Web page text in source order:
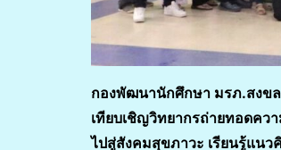
กองพัฒนานักศึกษา มรภ.สงข
เทียบเชิญวิทยากรถ่ายทอดคว
ไปสู่สังคมสุขภาวะ เรียนรู้แน